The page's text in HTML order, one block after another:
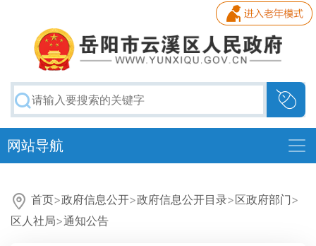
网站导航
首页>政府信息公开>政府信息公开目录>区政府部门>
区人社局>通知公告